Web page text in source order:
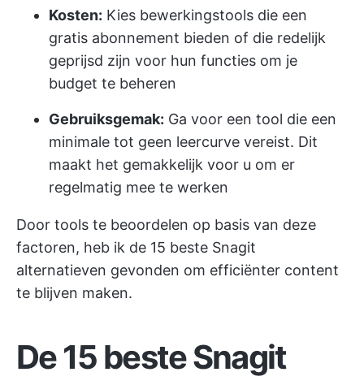
Kosten: Kies bewerkingstools die een
gratis abonnement bieden of die redelijk
geprijsd zijn voor hun functies om je
budget te beheren
Gebruiksgemak: Ga voor een tool die een
minimale tot geen leercurve vereist. Dit
maakt het gemakkelijk voor u om er
regelmatig mee te werken
Door tools te beoordelen op basis van deze
factoren, heb ik de 15 beste Snagit
alternatieven gevonden om efficiënter content
te blijven maken.
De 15 beste Snagit